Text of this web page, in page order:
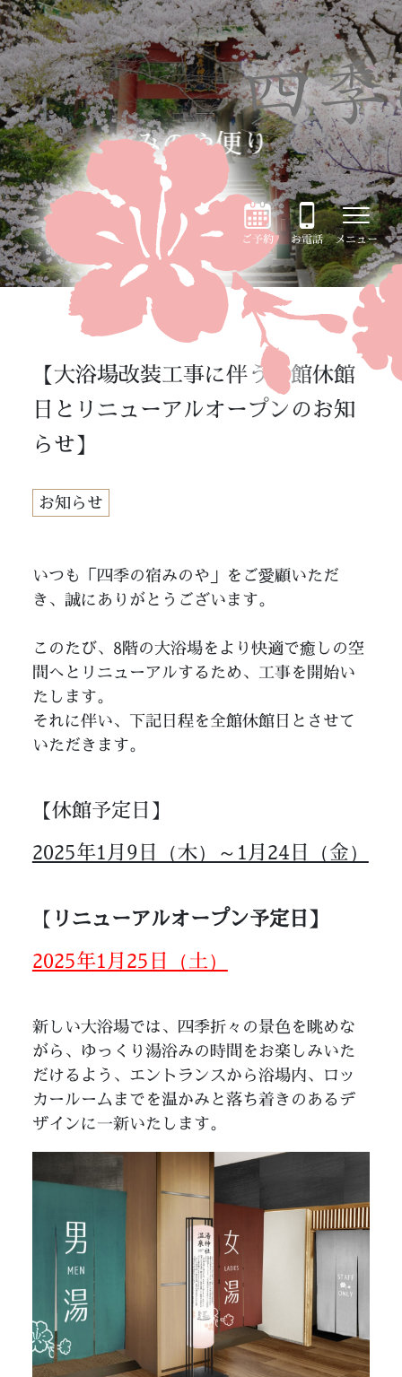
ご予約 お電話 メニュー
みのや便り
【大浴場改装工事に伴う全館休館
日とリニューアルオープンのお知
らせ】
お知らせ
いつも「四季の宿みのや」をご愛顧いただ
き、誠にありがとうございます。
このたび、8階の大浴場をより快適で癒しの空
間へとリニューアルするため、工事を開始い
たします。
それに伴い、下記日程を全館休館日とさせて
いただきます。
【休館予定日】
2025年1月9日（木）～1月24日（金）
【 リニューアルオープン予定日】
2025年1月25日（土）
新しい大浴場では、四季折々の景色を眺めな
がら、ゆっくり湯浴みの時間をお楽しみいた
だけるよう、エントランスから浴場内、ロッ
カールームまでを温かみと落ち着きのあるデ
ザインに一新いたします。